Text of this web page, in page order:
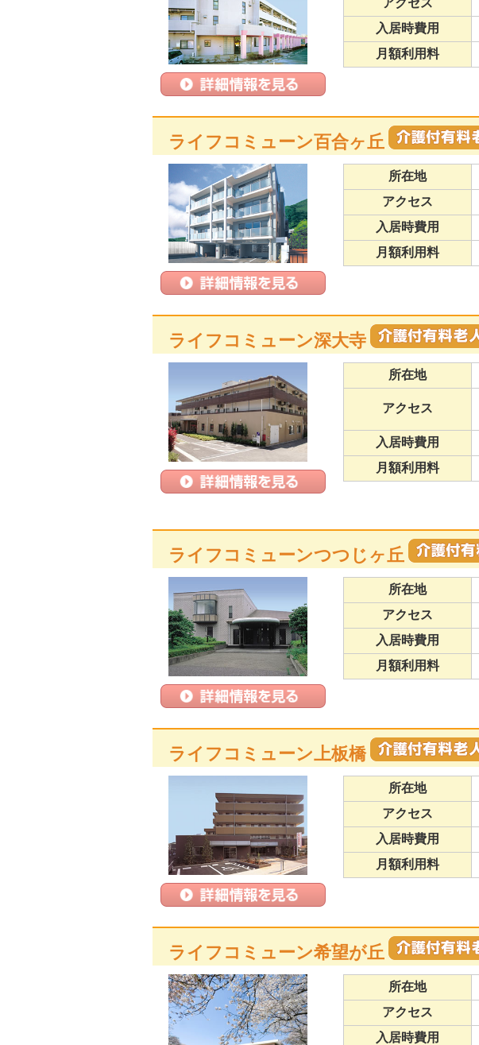
アクセス
入居時費用
月額利用料
ライフコミューン百合ヶ丘
所在地
アクセス
入居時費用
月額利用料
ライフコミューン深大寺
所在地
アクセス
入居時費用
月額利用料
ライフコミューンつつじヶ丘
所在地
アクセス
入居時費用
月額利用料
ライフコミューン上板橋
所在地
アクセス
入居時費用
月額利用料
ライフコミューン希望が丘
所在地
アクセス
入居時費用